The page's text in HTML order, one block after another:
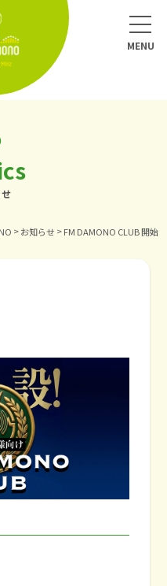
>お知らせ >FM DAMONO CLUB 開始